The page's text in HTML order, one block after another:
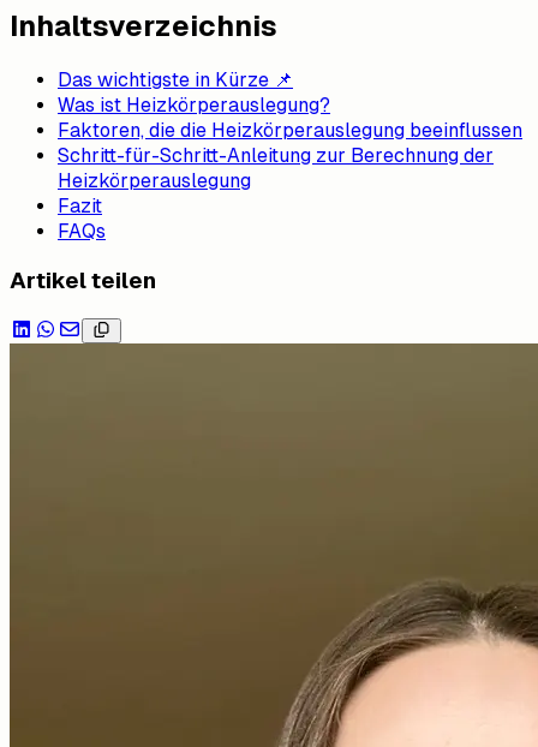
Inhaltsverzeichnis
Das wichtigste in Kürze 📌
Was ist Heizkörperauslegung?
Faktoren, die die Heizkörperauslegung beeinflussen
Schritt-für-Schritt-Anleitung zur Berechnung der
Heizkörperauslegung
Fazit
FAQs
Artikel teilen